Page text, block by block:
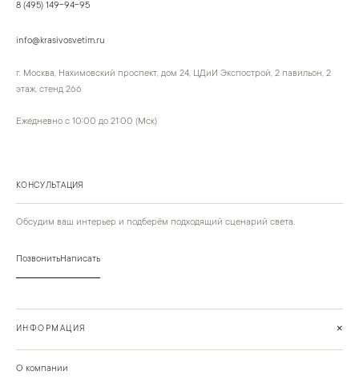
8 (495) 149-94-95
info@krasivosvetim.ru
г. Москва, Нахимовский проспект, дом 24, ЦДиИ Экспострой, 2 павильон, 2
этаж, стенд 266
Ежедневно с 10:00 до 21:00 (Мск)
КОНСУЛЬТАЦИЯ
Обсудим ваш интерьер и подберём подходящий сценарий света.
ПозвонитьНаписать
ИНФОРМАЦИЯ +
О компании